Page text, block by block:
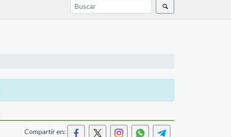
Compartir en: